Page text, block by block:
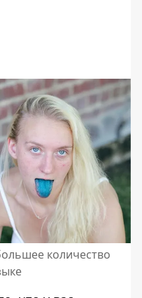
количество